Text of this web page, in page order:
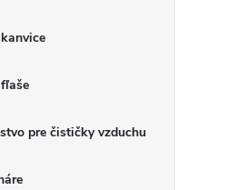
pre čističky vzduchu